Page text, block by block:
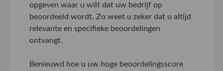
opgeven waar u wilt dat uw bedrijf op
beoordeeld wordt. Zo weet u zeker dat u altijd
relevante en specifieke beoordelingen
ontvangt.
Benieuwd hoe u uw hoge beoordelingsscore